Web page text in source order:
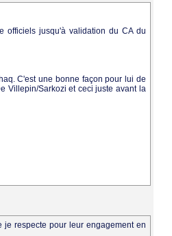
officiels jusqu'à validation du CA du
C'est une bonne façon pour lui de
Villepin/Sarkozi et ceci juste avant la
respecte pour leur engagement en